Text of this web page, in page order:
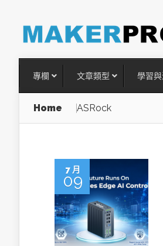
專欄 文章類型 學習
Home ASRock
7 月
09